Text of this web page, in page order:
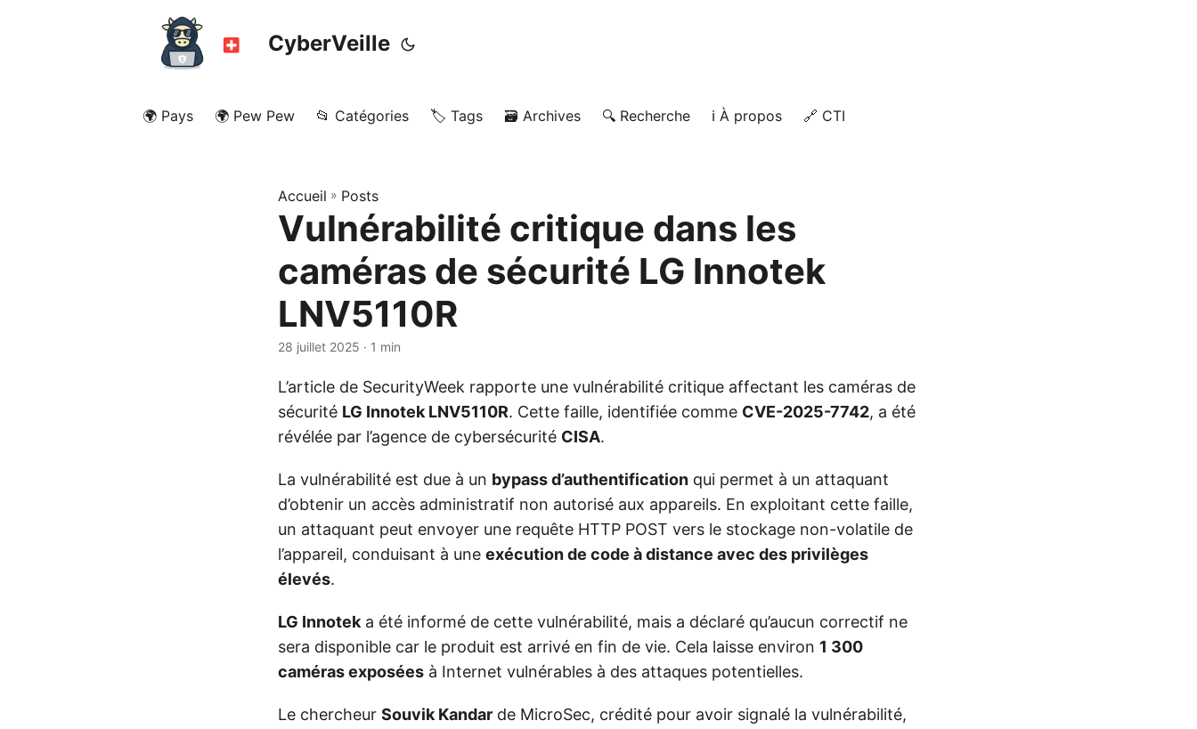
CyberVeille
🌍 Pays 🌍 Pew Pew 📂 Catégories 🏷️ Tags 🗃️ Archives 🔍 Recherche ℹ️ À propos 🔗 CTI
Accueil » Posts
Vulnérabilité critique dans les
caméras de sécurité LG Innotek
LNV5110R
28 juillet 2025 · 1 min
L’article de SecurityWeek rapporte une vulnérabilité critique affectant les caméras de
sécurité LG Innotek LNV5110R. Cette faille, identifiée comme CVE-2025-7742, a été
révélée par l’agence de cybersécurité CISA.
La vulnérabilité est due à un bypass d’authentification qui permet à un attaquant
d’obtenir un accès administratif non autorisé aux appareils. En exploitant cette faille,
un attaquant peut envoyer une requête HTTP POST vers le stockage non-volatile de
l’appareil, conduisant à une exécution de code à distance avec des privilèges
élevés.
LG Innotek a été informé de cette vulnérabilité, mais a déclaré qu’aucun correctif ne
sera disponible car le produit est arrivé en fin de vie. Cela laisse environ 1 300
caméras exposées à Internet vulnérables à des attaques potentielles.
Le chercheur Souvik Kandar de MicroSec, crédité pour avoir signalé la vulnérabilité,